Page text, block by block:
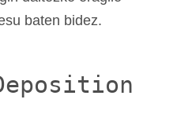
baten bidez.